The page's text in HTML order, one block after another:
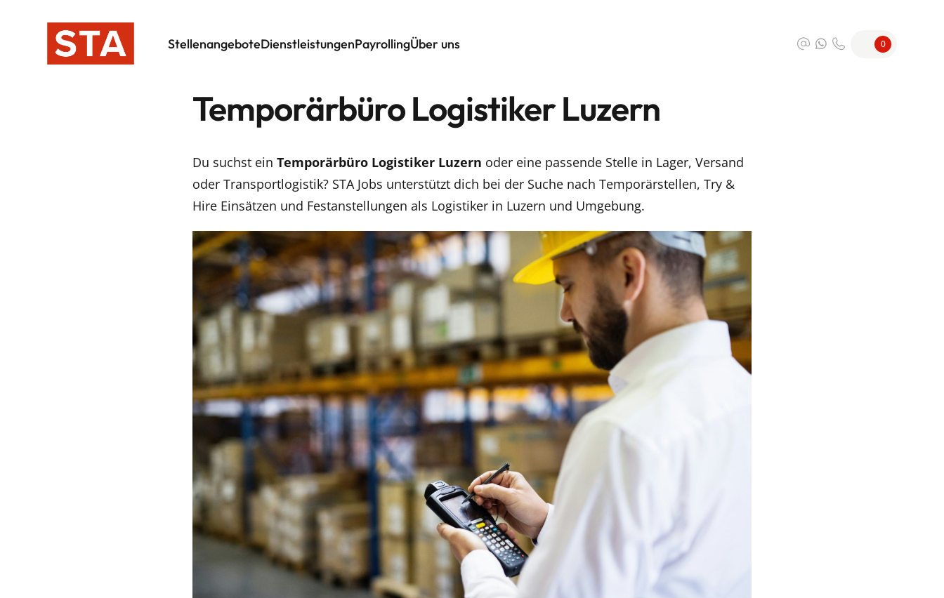
StellenangeboteDienstleistungenPayrollingÜber uns 0
Temporärbüro Logistiker Luzern
Du suchst ein Temporärbüro Logistiker Luzern oder eine passende Stelle in Lager, Versand
oder Transportlogistik? STA Jobs unterstützt dich bei der Suche nach Temporärstellen, Try &
Hire Einsätzen und Festanstellungen als Logistiker in Luzern und Umgebung.